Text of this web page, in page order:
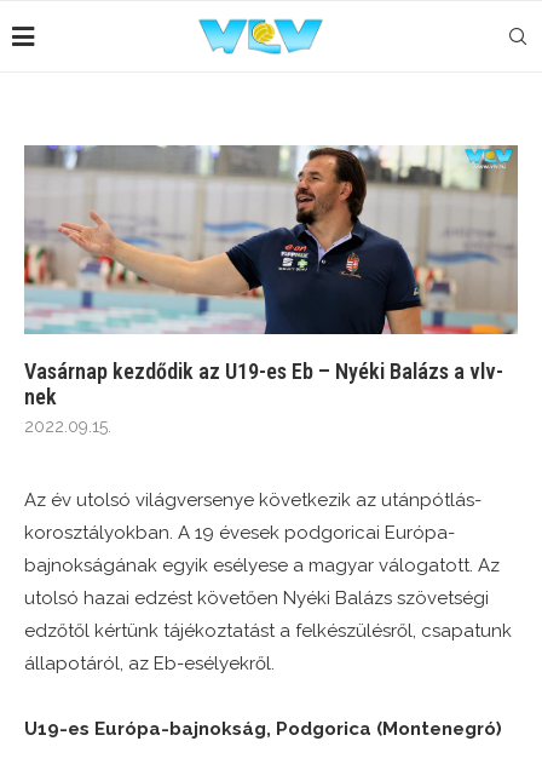
Vasárnap kezdődik az U19-es Eb – Nyéki Balázs a vlv-
nek
2022.09.15.
Az év utolsó világversenye következik az utánpótlás-
korosztályokban. A 19 évesek podgoricai Európa-
bajnokságának egyik esélyese a magyar válogatott. Az
utolsó hazai edzést követően Nyéki Balázs szövetségi
edzőtől kértünk tájékoztatást a felkészülésről, csapatunk
állapotáról, az Eb-esélyekről.
U19-es Európa-bajnokság, Podgorica (Montenegró)